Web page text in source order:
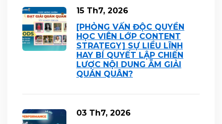
15 Th7, 2026
[PHỎNG VẤN ĐỘC QUYỀN
HỌC VIÊN LỚP CONTENT
STRATEGY] SỰ LIỀU LĨNH
HAY BÍ QUYẾT LẬP CHIẾN
LƯỢC NỘI DUNG ẴM GIẢI
QUÁN QUÂN?
03 Th7, 2026